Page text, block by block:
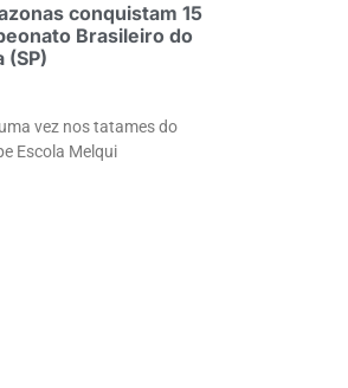
conquistam 15
Brasileiro do
(SP)
vez nos tatames do
Escola Melqui